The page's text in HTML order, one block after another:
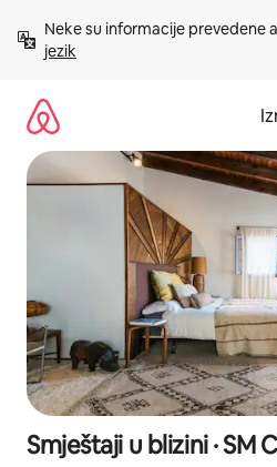
sadržaj
Neke su informacije prevedene
jezik
Smještaji u blizini · SM